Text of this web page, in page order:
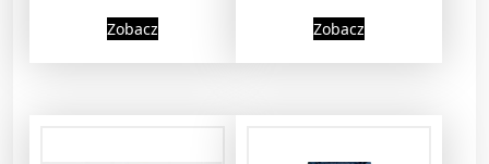
Zobacz Zobacz